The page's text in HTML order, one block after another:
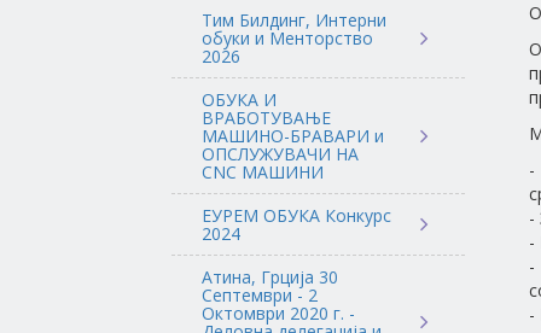
Тим Билдинг, Интерни
обуки и Менторство
2026
ОБУКА И
ВРАБОТУВАЊЕ
МАШИНО-БРАВАРИ и
ОПСЛУЖУВАЧИ НА
CNC МАШИНИ
ЕУРЕМ ОБУКА Конкурс
2024
Атина, Грција 30
Септември - 2
Октомври 2020 г. -
-
-
-
-
-